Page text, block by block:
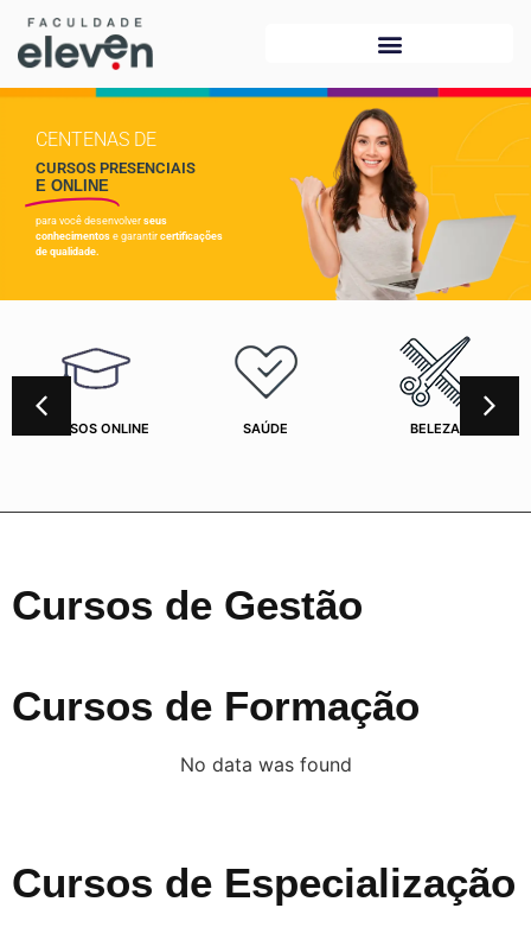
CENTENAS DE
CURSOS PRESENCIAIS
E ONLINE
para você desenvolver seus
conhecimentos e garantir certificações
de qualidade.
CURSOS ONLINE SAÚDE BELEZA
Cursos de Gestão
Cursos de Formação
No data was found
Cursos de Especialização